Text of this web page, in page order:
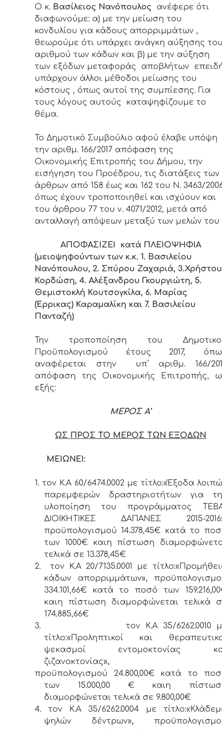
Ο κ. Βασίλειος Νανόπουλος ανέφερε ότι
διαφωνούμε: α) με την μείωση του
κονδυλίου για κάδους απορριμμάτων ,
θεωρούμε ότι υπάρχει ανάγκη αύξησης
αριθμού των κάδων και β) με την αύξηση
των εξόδων μεταφοράς αποβλήτων
υπάρχουν άλλοι μέθοδοι μείωσης του
κόστους , όπως αυτοί της συμπίεσης. Για
τους λόγους αυτούς καταψηφίζουμε το
θέμα.
Το Δημοτικό Συμβούλιο αφού έλαβε υπόψη
την αριθμ. 166/2017 απόφαση της
Οικονομικής Επιτροπής του Δήμου, την
εισήγηση του Προέδρου, τις διατάξεις των
άρθρων από 158 έως και 162 του Ν. 3463/
όπως έχουν τροποποιηθεί και ισχύουν και
του άρθρου 77 του ν. 4071/2012, μετά από
ανταλλαγή απόψεων μεταξύ των μελών του
ΑΠΟΦΑΣΙΖΕΙ κατά ΠΛΕΙΟΨΗΦΙΑ
(μειοψηφούντων των κ.κ. 1. Βασιλείου
Νανόπουλου, 2. Σπύρου Ζαχαριά, 3.Χρήστου
Κορδώση, 4. Αλέξανδρου Γκουργιώτη, 5.
Θεμιστοκλή Κουτσογκίλα, 6. Μαρίας
(Έρρικας) Καραμαλίκη και 7. Βασιλείου
Πανταζή)
Την τροποποίηση του
Προϋπολογισμού έτους 2017,
αναφέρεται στην υπ΄ αριθμ. 166/
απόφαση της Οικονομικής Επιτροπής,
εξής:
ΜΕΡΟΣ Α’
ΩΣ ΠΡΟΣ ΤΟ ΜΕΡΟΣ ΤΩΝ ΕΞΟΔΩΝ
ΜΕΙΩΝΕΙ:
1. τον Κ.Α 60/6474.0002 με τίτλο:«Έξοδα
παρεμφερών δραστηριοτήτων για
υλοποίηση του προγράμματος
ΔΙΟΙΚΗΤΙΚΕΣ ΔΑΠΑΝΕΣ 2015-
προϋπολογισμού 14.378,45€ κατά το
των 1000€ καιη πίστωση
τελικά σε 13.378,45€
2. τον Κ.Α 20/7135.0001 με
κάδων απορριμμάτων»,
334.101,66€ κατά το ποσό των
καιη πίστωση διαμορφώνεται τελικά
174.885,66€
3.
τον Κ.Α 35/6262.0010
τίτλο:«Προληπτικοί και
ψεκασμοί εντομοκτονίας
ζιζανοκτονίας»,
προϋπολογισμού 24.800,00€ κατά το
των 15.000,00 € καιη
διαμορφώνεται τελικά σε 9.800,00€
4. τον Κ.Α 35/6262.0004 με
ψηλών δέντρων»,